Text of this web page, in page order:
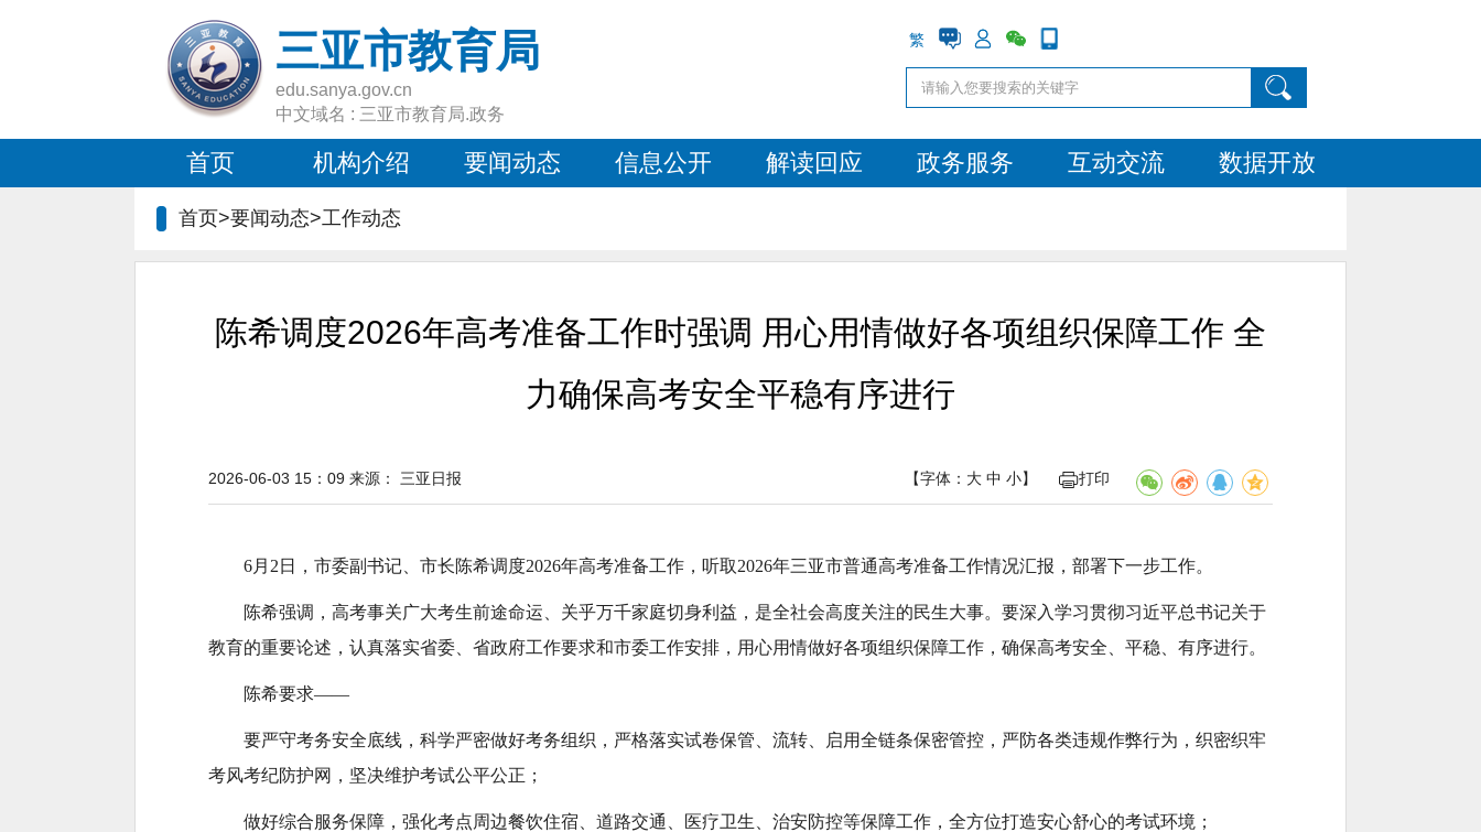
三亚市教育局
edu.sanya.gov.cn
中文域名 : 三亚市教育局.政务
繁
首页 机构介绍 要闻动态 信息公开 解读回应 政务服务 互动交流 数据开放
首页>要闻动态>工作动态
陈希调度2026年高考准备工作时强调 用心用情做好各项组织保障工作 全
力确保高考安全平稳有序进行
【字体： 大 中 小】 打印
2026-06-03 15：09 来源： 三亚日报
6月2日，市委副书记、市长陈希调度2026年高考准备工作，听取2026年三亚市普通高考准备工作情况汇报，部署下一步工作。
陈希强调，高考事关广大考生前途命运、关乎万千家庭切身利益，是全社会高度关注的民生大事。要深入学习贯彻习近平总书记关于
教育的重要论述，认真落实省委、省政府工作要求和市委工作安排，用心用情做好各项组织保障工作，确保高考安全、平稳、有序进行。
陈希要求——
要严守考务安全底线，科学严密做好考务组织，严格落实试卷保管、流转、启用全链条保密管控，严防各类违规作弊行为，织密织牢
考风考纪防护网，坚决维护考试公平公正；
做好综合服务保障，强化考点周边餐饮住宿、道路交通、医疗卫生、治安防控等保障工作，全方位打造安心舒心的考试环境；